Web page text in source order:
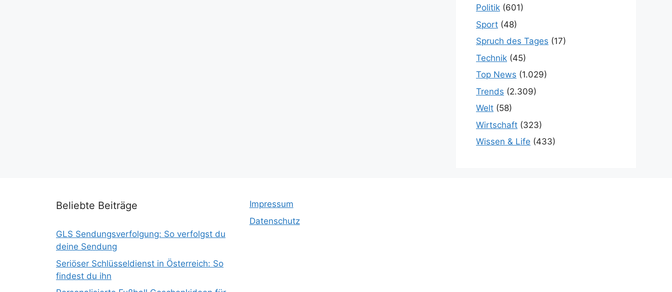
Politik (601)
Sport (48)
Spruch des Tages (17)
Technik (45)
Top News (1.029)
Trends (2.309)
Welt (58)
Wirtschaft (323)
Wissen & Life (433)
Beliebte Beiträge
GLS Sendungsverfolgung: So verfolgst du
deine Sendung
Seriöser Schlüsseldienst in Österreich: So
findest du ihn
Impressum
Datenschutz